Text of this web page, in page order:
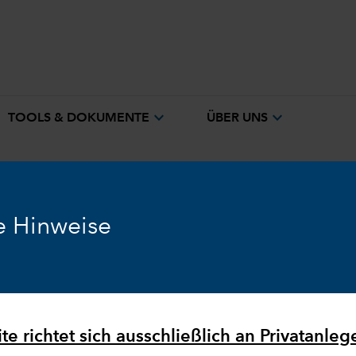
Hinweise
richtet sich ausschließlich an
TOOLS & DOKUMENTE expand_more ÜBER UNS expand_more